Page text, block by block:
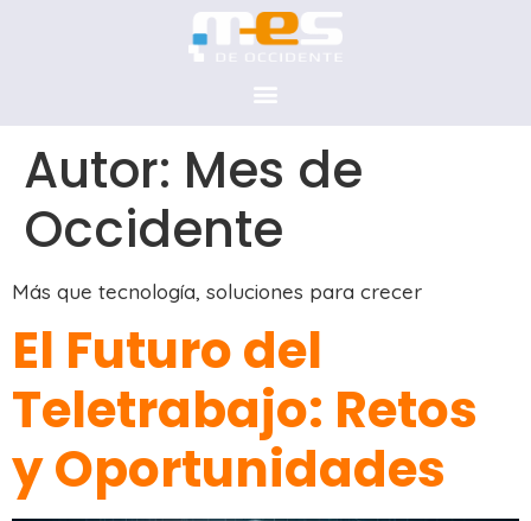
Autor: Mes de
Occidente
Más que tecnología, soluciones para crecer
El Futuro del
Teletrabajo: Retos
y Oportunidades